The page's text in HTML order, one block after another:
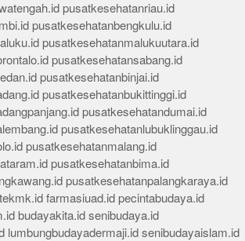
pusatkesehatanriau.id
pusatkesehatanbengkulu.id
pusatkesehatanmalukuutara.id
pusatkesehatansabang.id
pusatkesehatanbinjai.id
pusatkesehatanbukittinggi.id
pusatkesehatandumai.id
pusatkesehatanlubuklinggau.id
pusatkesehatanmalang.id
pusatkesehatanbima.id
pusatkesehatanpalangkaraya.id
farmasiuad.id pecintabudaya.id
budayakita.id senibudaya.id
lumbungbudayadermaji.id senibudayaislam.id